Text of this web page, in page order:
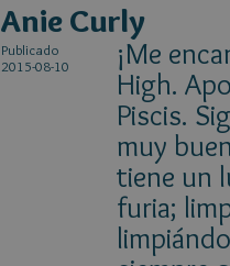
Anie Curly
Publicado
2015-08-10
¡Me
High.
Piscis.
muy
tiene un
furia;